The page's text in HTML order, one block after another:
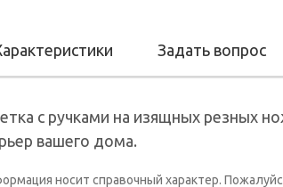
Задать вопрос
с ручками на изящных резных
вашего дома.
носит справочный характер.